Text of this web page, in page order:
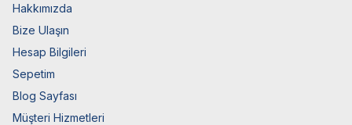
Hakkımızda
Bize Ulaşın
Hesap Bilgileri
Sepetim
Blog Sayfası
Müşteri Hizmetleri